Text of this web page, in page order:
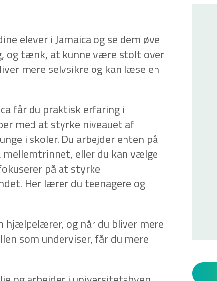
elever i Jamaica og se dem øve
og tænk, at kunne være stolt over
mere selvsikre og kan læse en
får du praktisk erfaring i
med at styrke niveauet af
i skoler. Du arbejder enten på
mellemtrinnet, eller du kan vælge
på at styrke
Her lærer du teenagere og
hjælpelærer, og når du bliver mere
som underviser, får du mere